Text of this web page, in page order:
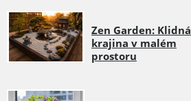
Zen Garden: Klidná
krajina v malém
prostoru